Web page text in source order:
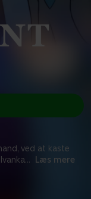
ved at kaste
... Læs mere